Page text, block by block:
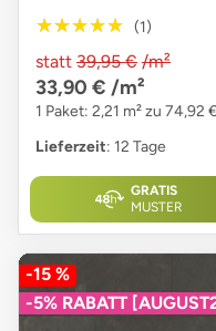
★★★★★
★★★★★ (1)
statt 39,95 € /m²
33,90 € /m²
1 Paket: 2,21 m² zu 74,92
Lieferzeit: 12 Tage
GRATIS
MUSTER
-15 %
-5% RABATT